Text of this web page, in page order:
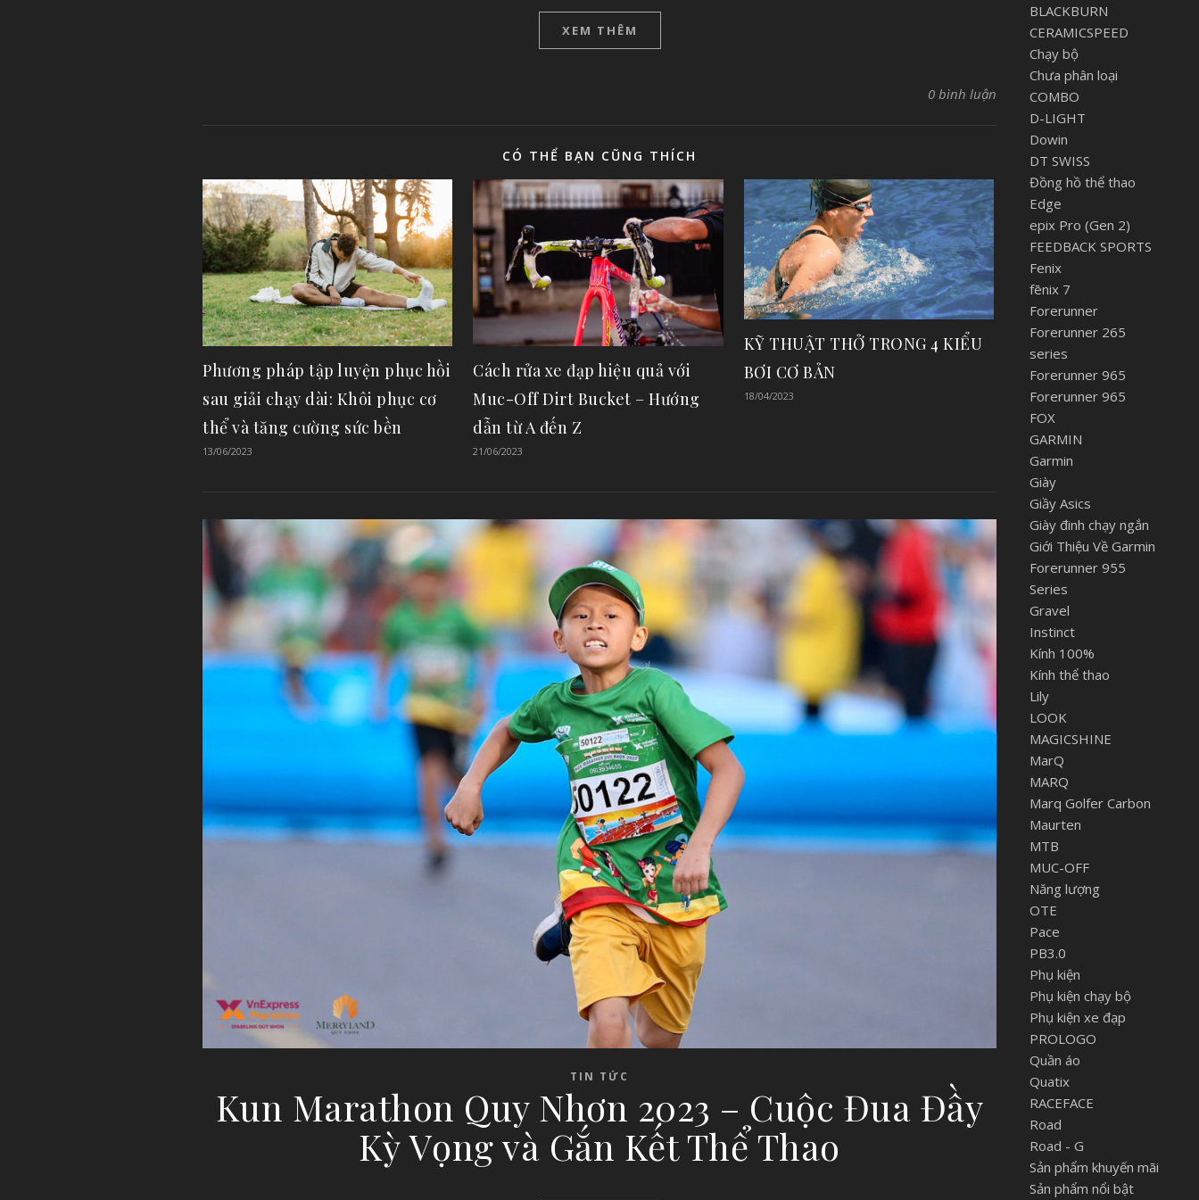
XEM THÊM
0 bình luận
CÓ THỂ BẠN CŨNG THÍCH
Phương pháp tập luyện phục hồi
sau giải chạy dài: Khôi phục cơ
thể và tăng cường sức bền
13/06/2023
Cách rửa xe đạp hiệu quả với
Muc-Off Dirt Bucket – Hướng
dẫn từ A đến Z
21/06/2023
KỸ THUẬT THỞ TRONG 4 KIỂU
BƠI CƠ BẢN
18/04/2023
TIN TỨC
Kun Marathon Quy Nhơn 2023 – Cuộc Đua Đầy
Kỳ Vọng và Gắn Kết Thể Thao
BLACKBURN
CERAMICSPEED
Chạy bộ
Chưa phân loại
COMBO
D-LIGHT
Dowin
DT SWISS
Đồng hồ thể thao
Edge
epix Pro (Gen 2)
FEEDBACK SPORTS
Fenix
fēnix 7
Forerunner
Forerunner 265
series
Forerunner 965
Forerunner 965
FOX
GARMIN
Garmin
Giày
Giầy Asics
Giày đinh chạy ngắn
Giới Thiệu Về Garmin
Forerunner 955
Series
Gravel
Instinct
Kính 100%
Kính thể thao
Lily
LOOK
MAGICSHINE
MarQ
MARQ
Marq Golfer Carbon
Maurten
MTB
MUC-OFF
Năng lượng
OTE
Pace
PB3.0
Phụ kiện
Phụ kiện chạy bộ
Phụ kiện xe đạp
PROLOGO
Quần áo
Quatix
RACEFACE
Road
Road - G
Sản phẩm khuyến mãi
Sản phẩm nổi bật